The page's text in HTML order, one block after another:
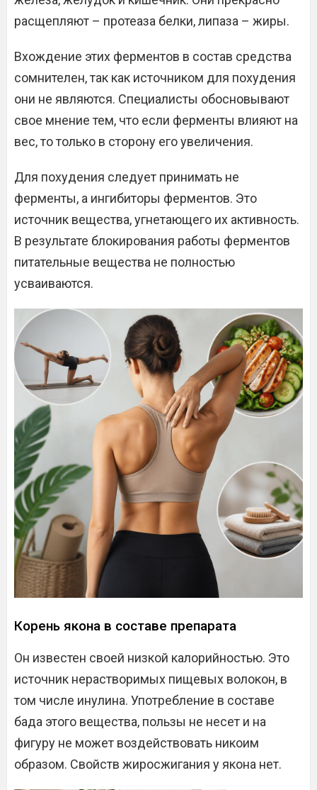
расщепляют – протеаза белки, липаза – жиры.
Вхождение этих ферментов в состав средства
сомнителен, так как источником для похудения
они не являются. Специалисты обосновывают
свое мнение тем, что если ферменты влияют на
вес, то только в сторону его увеличения.
Для похудения следует принимать не
ферменты, а ингибиторы ферментов. Это
источник вещества, угнетающего их активность.
В результате блокирования работы ферментов
питательные вещества не полностью
усваиваются.
Корень якона в составе препарата
Он известен своей низкой калорийностью. Это
источник нерастворимых пищевых волокон, в
том числе инулина. Употребление в составе
бада этого вещества, пользы не несет и на
фигуру не может воздействовать никоим
образом. Свойств жиросжигания у якона нет.